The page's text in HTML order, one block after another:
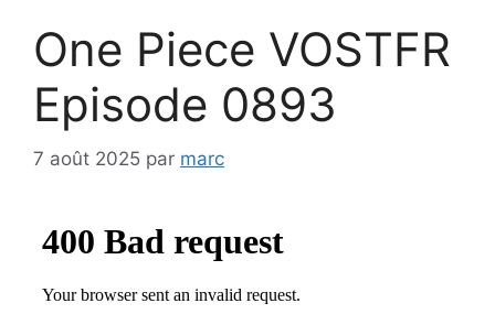
One Piece VOSTFR
Episode 0893
7 août 2025 par marc